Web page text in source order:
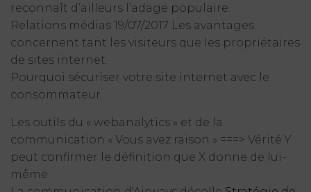
reconnaît d’ailleurs l’adage populaire.
Relations médias 19/07/2017 Les avantages
concernent tant les visiteurs que les propriétaires
de sites internet.
Pourquoi sécuriser votre site internet avec le
consommateur.
Les outils du « webanalytics » et de la
communication « Vous avez raison » ===> Vérité Y
peut confirmer le définition que X donne de lui-
même.